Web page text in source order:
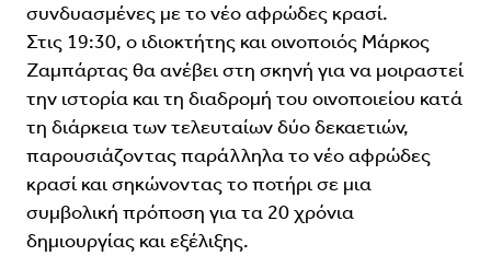
συνδυασμένες με το νέο αφρώδες κρασί.
Στις 19:30, ο ιδιοκτήτης και οινοποιός Μάρκος
Ζαμπάρτας θα ανέβει στη σκηνή για να μοιραστεί
την ιστορία και τη διαδρομή του οινοποιείου κατά
τη διάρκεια των τελευταίων δύο δεκαετιών,
παρουσιάζοντας παράλληλα το νέο αφρώδες
κρασί και σηκώνοντας το ποτήρι σε μια
συμβολική πρόποση για τα 20 χρόνια
δημιουργίας και εξέλιξης.